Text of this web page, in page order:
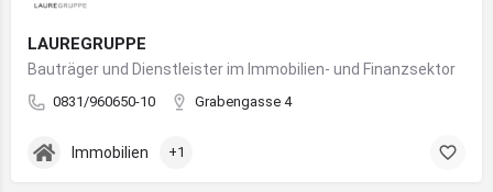
LAUREGRUPPE
Bauträger und Dienstleister im Immobilien- und Finanzsektor
0831/960650-10 Grabengasse 4
Immobilien +1